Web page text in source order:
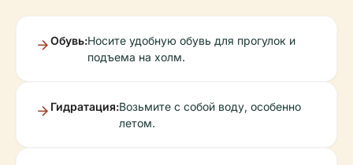
Обувь:Носите удобную обувь для прогулок и
подъема на холм.
Гидратация:Возьмите с собой воду, особенно
летом.